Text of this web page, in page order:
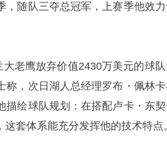
，随队三夺总冠军，上赛季他效
老鹰放弃价值2430万美元的球
称，次日湖人总经理罗布・佩林
描绘球队规划：在搭配卢卡・东
套体系能充分发挥他的技术特点